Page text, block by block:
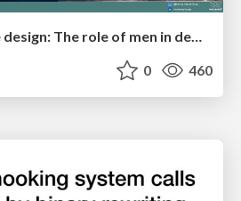
Effective software design: The role of men in debugging patriarchy in IT @ Voxxed Days AMS
0 460